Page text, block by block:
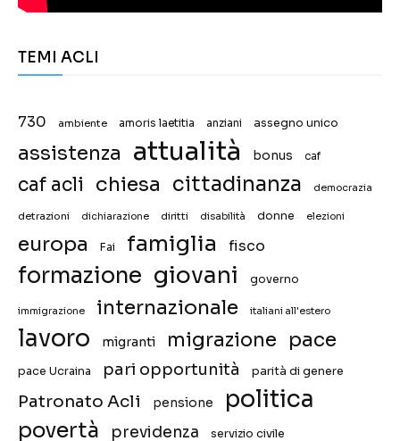
TEMI ACLI
730 ambiente amoris laetitia anziani assegno unico
assistenza attualità bonus caf
caf acli chiesa cittadinanza democrazia
detrazioni dichiarazione diritti disabilità donne elezioni
europa Fai famiglia fisco
formazione giovani governo
immigrazione internazionale italiani all'estero
lavoro migranti migrazione pace
pace Ucraina pari opportunità parità di genere
Patronato Acli pensione politica
povertà previdenza servizio civile